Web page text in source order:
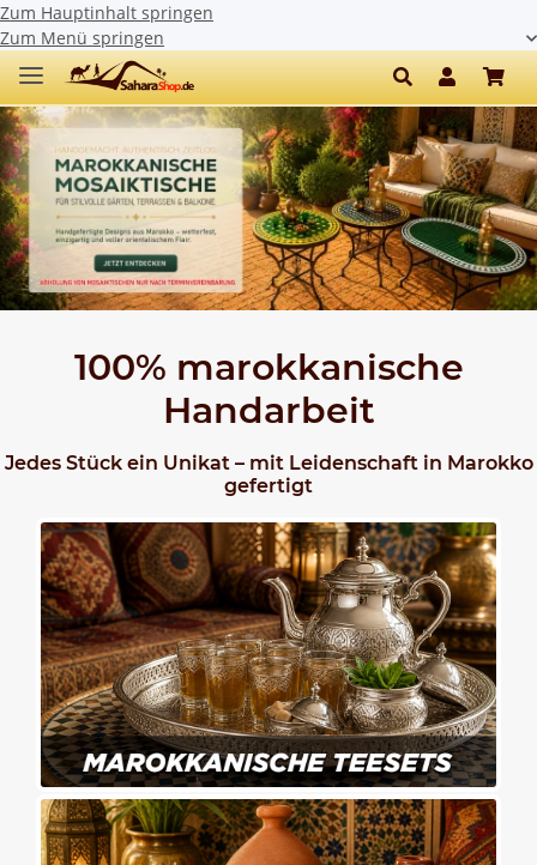
Zum Hauptinhalt springen
Zum Menü springen
100% marokkanische
Handarbeit
Jedes Stück ein Unikat – mit Leidenschaft in Marokko
gefertigt